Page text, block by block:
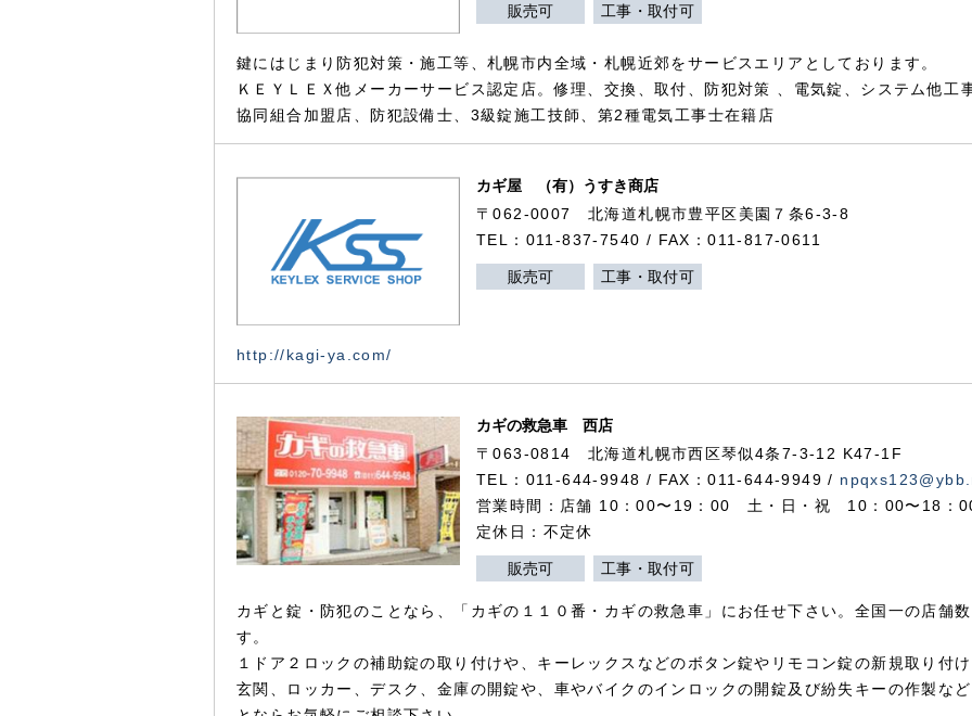
販売可 工事・取付可
鍵にはじまり防犯対策・施工等、札幌市内全域・札幌近郊をサービスエリアとしております。
ＫＥＹＬＥＸ他メーカーサービス認定店。修理、交換、取付、防犯対策 、電気錠、システム他工
協同組合加盟店、防犯設備士、3級錠施工技師、第2種電気工事士在籍店
カギ屋 （有）うすき商店
〒062-0007 北海道札幌市豊平区美園７条6-3-8
TEL：011-837-7540 / FAX：011-817-0611
販売可 工事・取付可
http://kagi-ya.com/
カギの救急車 西店
〒063-0814 北海道札幌市西区琴似4条7-3-12 K47-1F
TEL：011-644-9948 / FAX：011-644-9949 /
営業時間：店舗 10：00〜19：00 土・日・祝 10：00〜18：
定休日：不定休
販売可 工事・取付可
カギと錠・防犯のことなら、「カギの１１０番・カギの救急車」にお任せ下さい。全国一の店舗
す。
１ドア２ロックの補助錠の取り付けや、キーレックスなどのボタン錠やリモコン錠の新規取り付
玄関、ロッカー、デスク、金庫の開錠や、車やバイクのインロックの開錠及び紛失キーの作製な